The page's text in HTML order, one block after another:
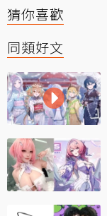
猜你喜歡
同類好文